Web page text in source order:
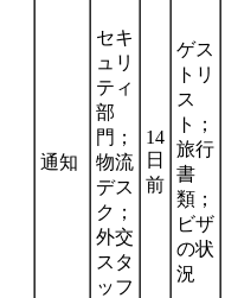
通知
セキ
ュリ
ティ
部
門；
物流
デス
ク；
外交
スタ
ッフ
14
日
前
ゲス
トリ
ス
ト；
旅行
書
類；
ビザ
の状
況